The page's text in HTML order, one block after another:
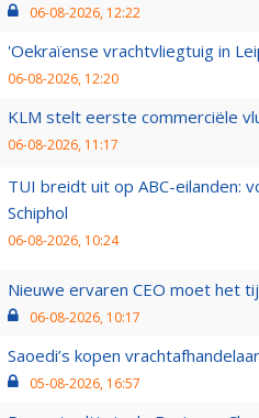
06-08-2026, 12:22
'Oekraïense vrachtvliegtuig in
06-08-2026, 12:20
KLM stelt eerste commerciële
06-08-2026, 11:17
TUI breidt uit op ABC-eilanden:
Schiphol
06-08-2026, 10:24
Nieuwe ervaren CEO moet het
06-08-2026, 10:17
Saoedi’s kopen
05-08-2026, 16:57